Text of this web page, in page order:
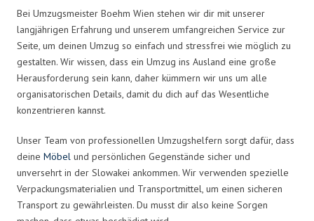
Bei Umzugsmeister Boehm Wien stehen wir dir mit unserer
langjährigen Erfahrung und unserem umfangreichen Service zur
Seite, um deinen Umzug so einfach und stressfrei wie möglich zu
gestalten. Wir wissen, dass ein Umzug ins Ausland eine große
Herausforderung sein kann, daher kümmern wir uns um alle
organisatorischen Details, damit du dich auf das Wesentliche
konzentrieren kannst.
Unser Team von professionellen Umzugshelfern sorgt dafür, dass
deine Möbel und persönlichen Gegenstände sicher und
unversehrt in der Slowakei ankommen. Wir verwenden spezielle
Verpackungsmaterialien und Transportmittel, um einen sicheren
Transport zu gewährleisten. Du musst dir also keine Sorgen